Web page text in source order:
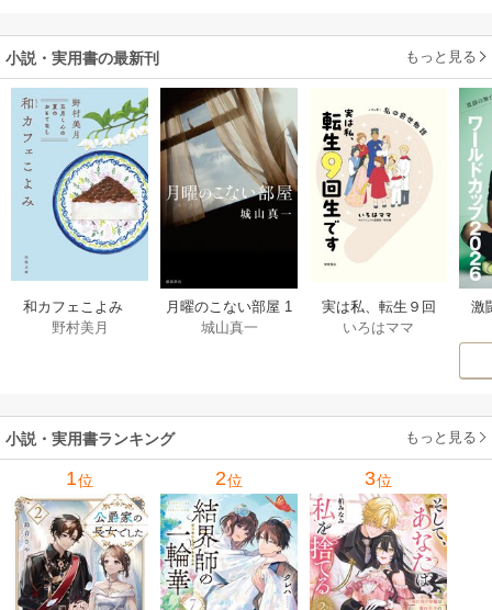
小説・実用書の最新刊 もっと見る
和カフェこよみ
五月くんの夏のお
野村美月
月曜のこない部屋 1
巻
城山真一
実は私、転生９回
生です マンガ
いろはママ
激
小説・実用書ランキング もっと見る
1位 2位 3位